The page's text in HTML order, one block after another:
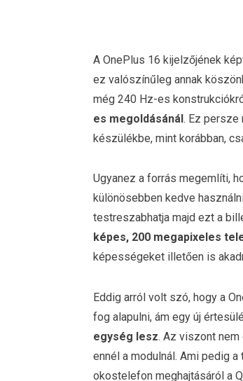
A OnePlus 16 kijelzőjének
ez valószínűleg annak
még 240 Hz-es
es megoldásánál. Ez persze
készülékbe, mint korábban,
Ugyanez a forrás megemlíti,
különösebben kedve
testreszabhatja majd ezt a
képes, 200 megapixeles
képességeket illetően is
Eddig arról volt szó, hogy a
fog alapulni, ám egy új
egység lesz. Az viszont
ennél a modulnál. Ami pedig
okostelefon meghajtásáról a